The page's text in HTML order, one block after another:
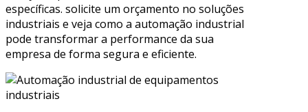
específicas. solicite um orçamento no soluções
industriais e veja como a automação industrial
pode transformar a performance da sua
empresa de forma segura e eficiente.